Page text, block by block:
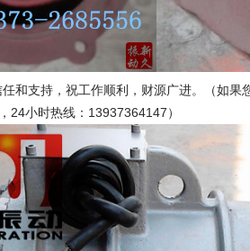
和支持，祝工作顺利，财源广进。（如果
24小时热线：13937364147）